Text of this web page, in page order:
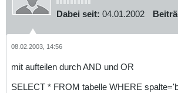
Dabei seit: 04.01.2002
08.02.2003, 14:56
mit aufteilen durch AND und OR
SELECT * FROM tabelle WHERE